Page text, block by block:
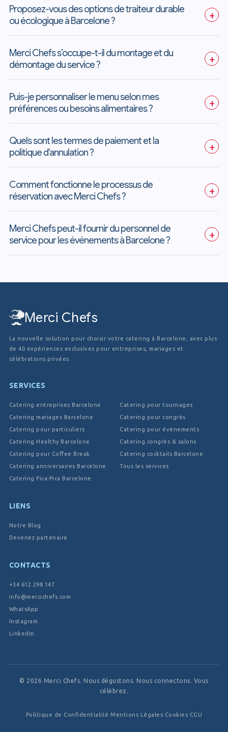
Proposez-vous des options de traiteur durable
ou écologique à Barcelone ?
+
Merci Chefs s’occupe-t-il du montage et du
démontage du service ?
+
Puis-je personnaliser le menu selon mes
préférences ou besoins alimentaires ?
+
Quels sont les termes de paiement et la
politique d'annulation ?
+
Comment fonctionne le processus de
réservation avec Merci Chefs ?
+
Merci Chefs peut-il fournir du personnel de
service pour les événements à Barcelone ?
+
Merci Chefs
La nouvelle solution pour choisir votre catering à Barcelone, avec plus
de 40 expériences exclusives pour entreprises, mariages et
célébrations privées.
SERVICES
Catering entreprises Barcelone
Catering mariages Barcelone
Catering pour particuliers
Catering Healthy Barcelone
Catering pour Coffee Break
Catering anniversaires Barcelone
Catering Pica-Pica Barcelone
Catering pour tournages
Catering pour congrès
Catering pour événements
Catering congrès & salons
Catering cocktails Barcelone
Tous les services
LIENS
Notre Blog
Devenez partenaire
CONTACTS
+34 612 298 147
info@mercichefs.com
WhatsApp
Instagram
LinkedIn
© 2026 Merci Chefs. Nous dégustons. Nous connectons. Vous
célébrez.
Politique de Confidentialité ·Mentions Légales· Cookies· CGU